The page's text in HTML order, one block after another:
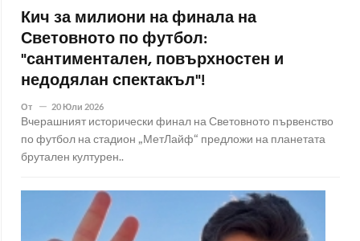
Кич за милиони на финала на
Световното по футбол:
"сантиментален, повърхностен и
недодялан спектакъл"!
От 20 Юли 2026
Вчерашният исторически финал на Световното първенство
по футбол на стадион „МетЛайф“ предложи на планетата
брутален културен..